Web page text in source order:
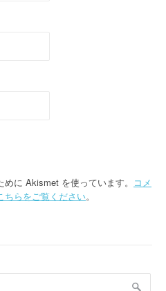
に Akismet を使っています。 コメ
ちらをご覧ください。